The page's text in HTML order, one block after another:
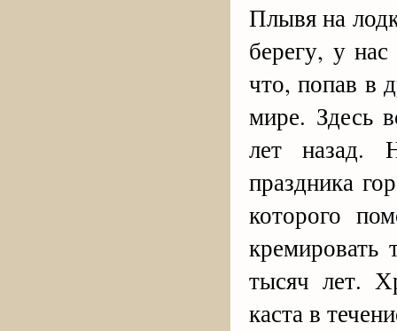
Плывя на
берегу, у
что, попав в
мире. Здесь
лет назад.
праздника
которого
тысяч лет.
каста в